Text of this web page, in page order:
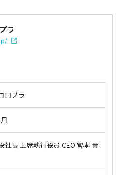
ラ
ロプラ
社長 上席執行役員 CEO 宮本 貴